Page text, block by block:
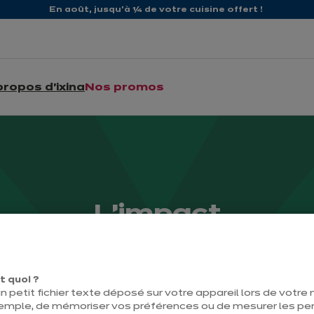
En août, jusqu'à ¼ de votre cuisine offert !
d'ixina Nos promos
L'impact
quoi ?
petit fichier texte déposé sur votre appareil lors de votre
de mémoriser vos préférences ou de mesurer les